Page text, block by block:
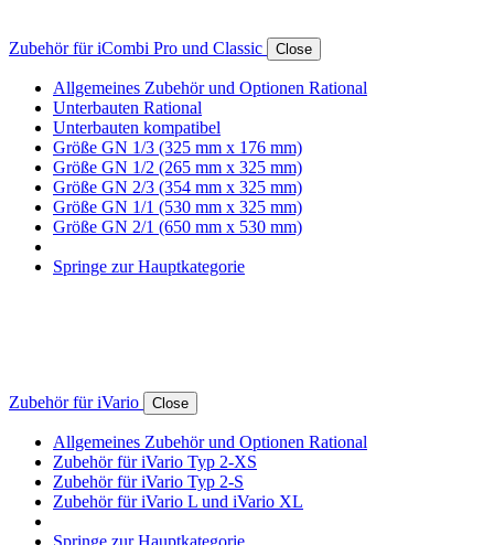
Zubehör für iCombi Pro und Classic Close
Allgemeines Zubehör und Optionen Rational
Unterbauten Rational
Unterbauten kompatibel
Größe GN 1/3 (325 mm x 176 mm)
Größe GN 1/2 (265 mm x 325 mm)
Größe GN 2/3 (354 mm x 325 mm)
Größe GN 1/1 (530 mm x 325 mm)
Größe GN 2/1 (650 mm x 530 mm)
Springe zur Hauptkategorie
Zubehör für iVario Close
Allgemeines Zubehör und Optionen Rational
Zubehör für iVario Typ 2-XS
Zubehör für iVario Typ 2-S
Zubehör für iVario L und iVario XL
Springe zur Hauptkategorie